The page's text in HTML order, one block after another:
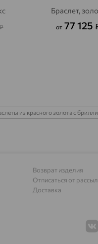
Браслет,
от 77 125
из красного золота с
Возврат изделия
Отписаться от
Доставка
Алатырь